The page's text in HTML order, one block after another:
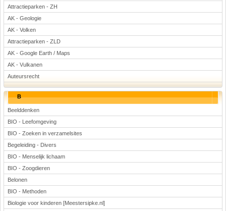
Attractieparken - ZH
AK - Geologie
AK - Volken
Attractieparken - ZLD
AK - Google Earth / Maps
AK - Vulkanen
Auteursrecht
B
Beelddenken
BIO - Leefomgeving
BIO - Zoeken in verzamelsites
Begeleiding - Divers
BIO - Menselijk lichaam
BIO - Zoogdieren
Belonen
BIO - Methoden
Biologie voor kinderen [Meestersipke.nl]